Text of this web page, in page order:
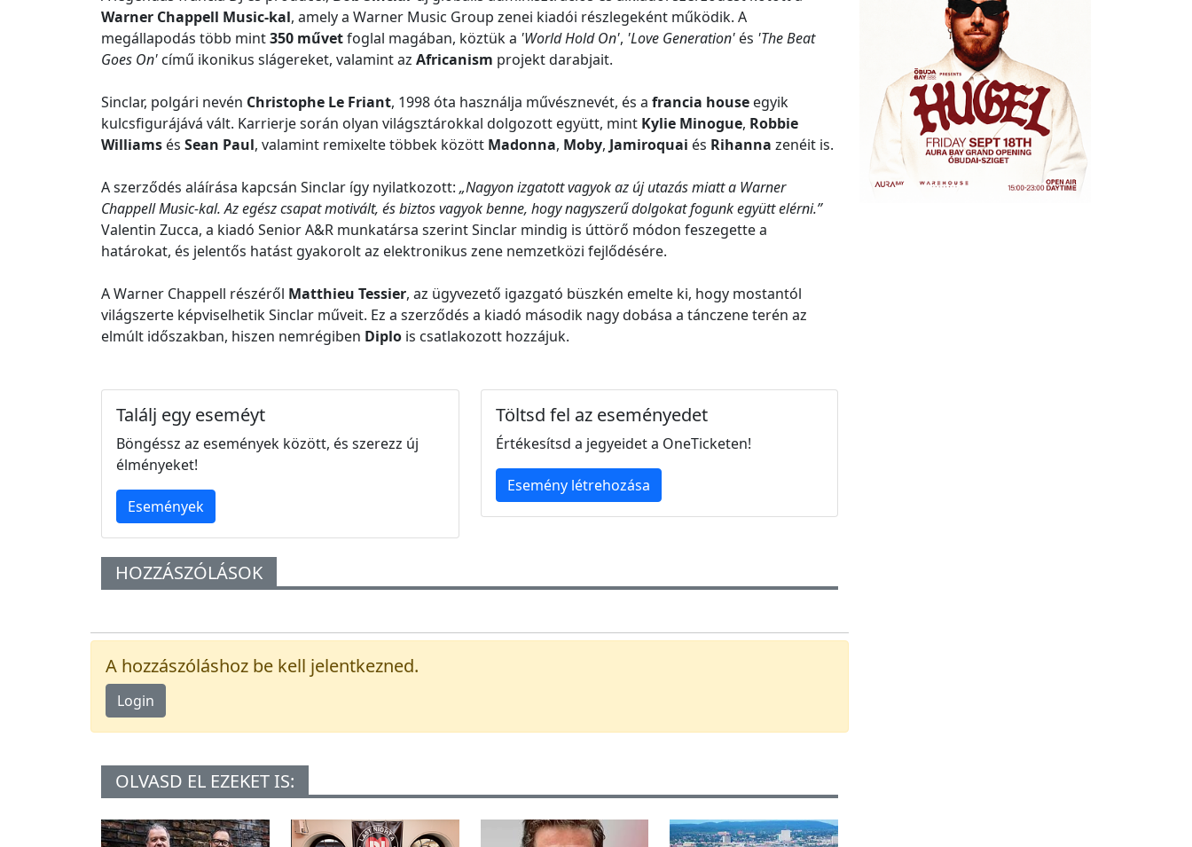
Warner Chappell Music-kal, amely a Warner Music Group zenei kiadói részlegeként működik. A
megállapodás több mint350 művetfoglal magában, köztük a 'World Hold On', 'Love Generation' és 'The Beat
Goes On' című ikonikus slágereket, valamint az Africanism projekt darabjait.
Sinclar, polgári nevén Christophe Le Friant, 1998 óta használja művésznevét, és a francia house egyik
kulcsfigurájává vált. Karrierje során olyan világsztárokkal dolgozott együtt, mint Kylie Minogue, Robbie
Williams és Sean Paul, valamint remixelte többek között Madonna, Moby, Jamiroquai és Rihanna zenéit is.
A szerződés aláírása kapcsán Sinclar így nyilatkozott: „Nagyon izgatott vagyok az új utazás miatt a Warner
Chappell Music-kal. Az egész csapat motivált, és biztos vagyok benne, hogy nagyszerű dolgokat fogunk együtt elérni.”
Valentin Zucca, a kiadó Senior A&R munkatársa szerint Sinclar mindig is úttörő módon feszegette a
határokat, és jelentős hatást gyakorolt az elektronikus zene nemzetközi fejlődésére.
A Warner Chappell részéről Matthieu Tessier, az ügyvezető igazgató büszkén emelte ki, hogy mostantól
világszerte képviselhetik Sinclar műveit. Ez a szerződés a kiadó második nagy dobása a tánczene terén az
elmúlt időszakban, hiszen nemrégiben Diplo is csatlakozott hozzájuk.
Találj egy eseméyt
Böngéssz az események között, és szerezz új
élményeket!
Események
Töltsd fel az eseményedet
Értékesítsd a jegyeidet a OneTicketen!
Esemény létrehozása
HOZZÁSZÓLÁSOK
A hozzászóláshoz be kell jelentkezned.
Login
OLVASD EL EZEKET IS: